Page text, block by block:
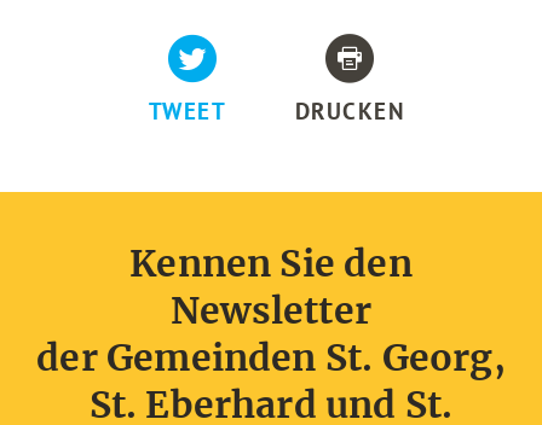
TWEET DRUCKEN
Kennen Sie den
Newsletter
der Gemeinden St. Georg,
St. Eberhard und St.